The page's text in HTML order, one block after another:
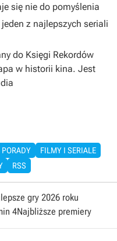
się nie do pomyślenia
z najlepszych seriali
do Księgi Rekordów
w historii kina. Jest
PORADY
FILMY I SERIALE
RSS
gry 2026 roku
4Najbliższe premiery